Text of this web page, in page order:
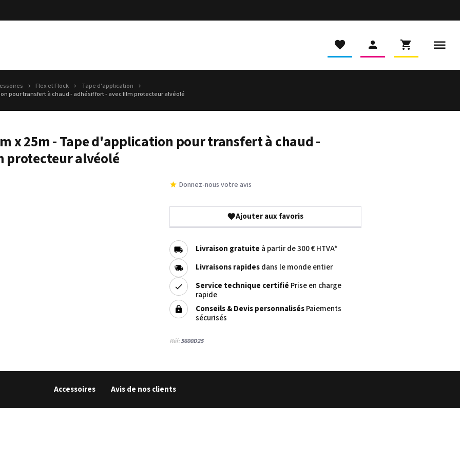
Flex et Flock
Tape d'application
pour transfert à chaud - adhésif fort - avec film protecteur alvéolé
x 25m - Tape d'application pour transfert à chaud -
protecteur alvéolé
Donnez-nous votre avis
Ajouter aux favoris
Livraison gratuite à partir de 300 € HTVA*
Livraisons rapidesdans le monde entier
Service technique certifié Prise en charge
rapide
Conseils & Devis personnalisésPaiements
sécurisés
Réf: 5600D25
Accessoires Avis de nos clients